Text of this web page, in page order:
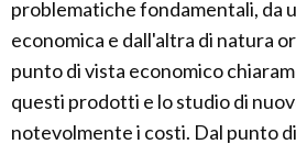
problematiche fondamentali, da
economica e dall'altra di natura
punto di vista economico
questi prodotti e lo studio di
notevolmente i costi. Dal punto